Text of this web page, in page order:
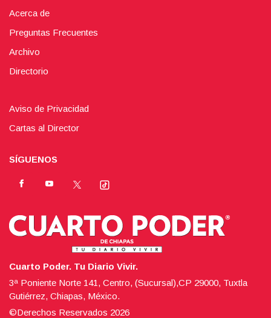
Acerca de
Preguntas Frecuentes
Archivo
Directorio
Aviso de Privacidad
Cartas al Director
SÍGUENOS
Cuarto Poder. Tu Diario Vivir.
3ª Poniente Norte 141, Centro, (Sucursal),CP 29000, Tuxtla
Gutiérrez, Chiapas, México.
©Derechos Reservados 2026